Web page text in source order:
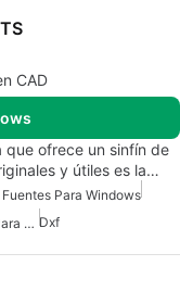
CAD
que ofrece un sinfín de
y útiles es la…
Para Windows
Generador De Fuentes Gratuito Para Windows Dxf